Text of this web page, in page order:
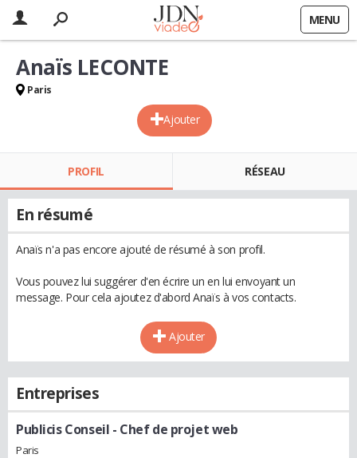
MENU
Ajouter
Anaïs LECONTE
Paris
PROFIL RÉSEAU
En résumé
Anaïs n'a pas encore ajouté de résumé à son profil.
Vous pouvez lui suggérer d'en écrire un en lui envoyant un
message. Pour cela ajoutez d'abord Anaïs à vos contacts.
Ajouter
Entreprises
Publicis Conseil - Chef de projet web
Paris